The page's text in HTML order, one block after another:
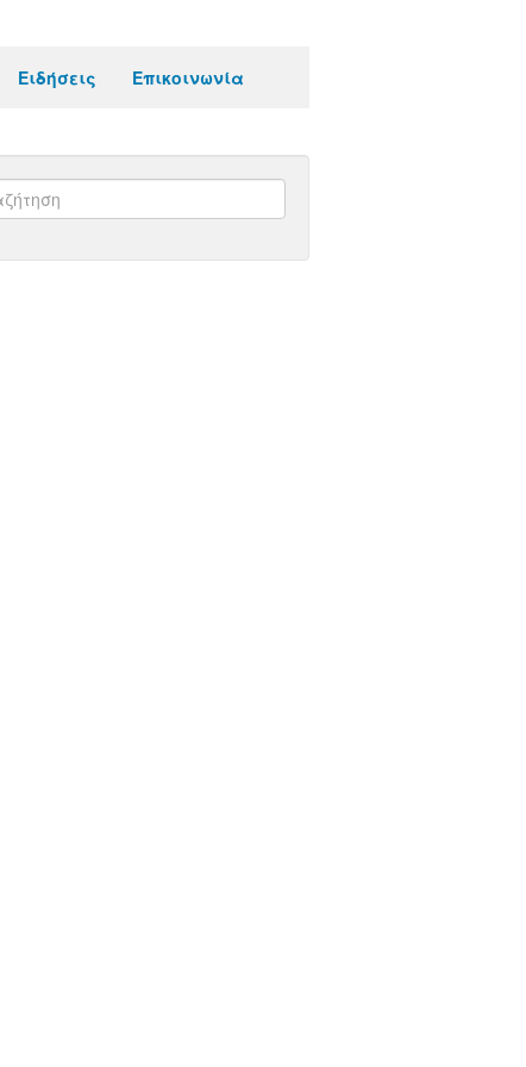
Ειδήσεις Επικοινωνία